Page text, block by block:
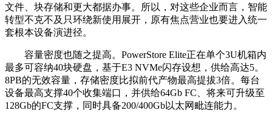
文件、块存储和更大都据办事。所以，对这些企业而言，智能
转型不克不及只环绕新使用展开，原有焦点营业也要进入统一
套根本设备演进径。
容量密度也随之提高。PowerStore Elite正在单个3U机箱内
最多可容纳40块硬盘，基于E3 NVMe闪存设想，供给高达5。
8PB的无效容量，存储密度比拟前代产物最高提拔3倍。每台
设备最高支撑40个收集端口，并供给64Gb FC、将来可升级至
128Gb的FC支撑，同时具备200/400Gb以太网毗连能力。